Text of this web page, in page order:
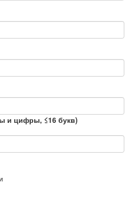
и цифры, ≤16 букв)